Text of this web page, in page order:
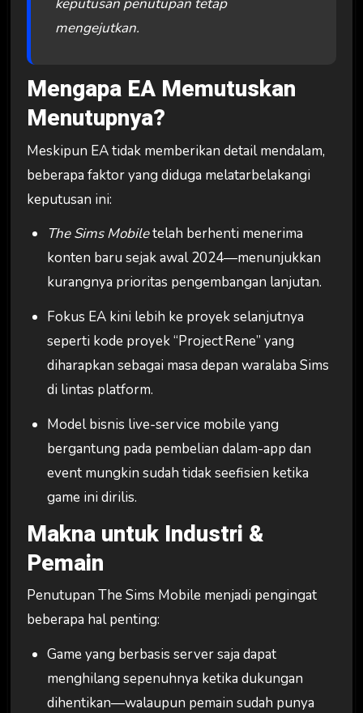
keputusan penutupan tetap
mengejutkan.
Mengapa EA Memutuskan
Menutupnya?
Meskipun EA tidak memberikan detail mendalam,
beberapa faktor yang diduga melatarbelakangi
keputusan ini:
The Sims Mobiletelah berhenti menerima
konten baru sejak awal 2024—menunjukkan
kurangnya prioritas pengembangan lanjutan.
Fokus EA kini lebih ke proyek selanjutnya
seperti kode proyek “Project Rene” yang
diharapkan sebagai masa depan waralaba Sims
di lintas platform.
Model bisnis live-service mobile yang
bergantung pada pembelian dalam-app dan
event mungkin sudah tidak seefisien ketika
game ini dirilis.
Makna untuk Industri &
Pemain
Penutupan The Sims Mobile menjadi pengingat
beberapa hal penting:
Game yang berbasis server saja dapat
menghilang sepenuhnya ketika dukungan
dihentikan—walaupun pemain sudah punya